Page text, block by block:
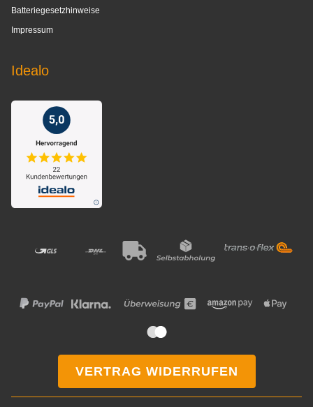
Batteriegesetzhinweise
Impressum
Idealo
VERTRAG WIDERRUFEN